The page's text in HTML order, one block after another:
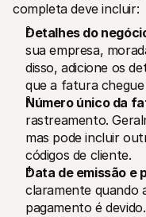
completa deve incluir:
Detalhes do
sua empresa,
disso, adicione os
que a fatura
Número único da
rastreamento.
mas pode incluir
códigos de cliente.
Data de emissão e
claramente quando
pagamento é devido.